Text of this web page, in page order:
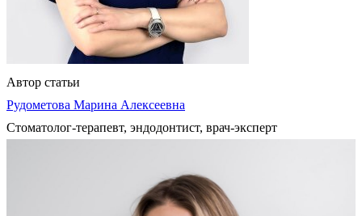
Автор статьи
Рудометова Марина Алексеевна
Стоматолог-терапевт, эндодонтист, врач-эксперт